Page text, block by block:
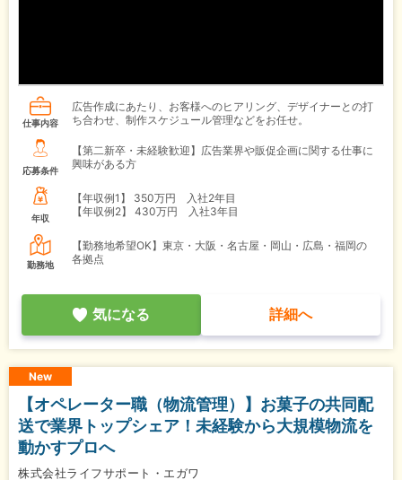
仕事内容
広告作成にあたり、お客様へのヒアリング、デザイナーとの打
ち合わせ、制作スケジュール管理などをお任せ。
応募条件
【第二新卒・未経験歓迎】広告業界や販促企画に関する仕事に
興味がある方
年収
【年収例1】
350万円 入社2年目
【年収例2】
430万円 入社3年目
勤務地
【勤務地希望OK】東京・大阪・名古屋・岡山・広島・福岡の
各拠点
気になる 詳細へ
New
【オペレーター職（物流管理）】お菓子の共同配
送で業界トップシェア！未経験から大規模物流を
動かすプロへ
株式会社ライフサポート・エガワ